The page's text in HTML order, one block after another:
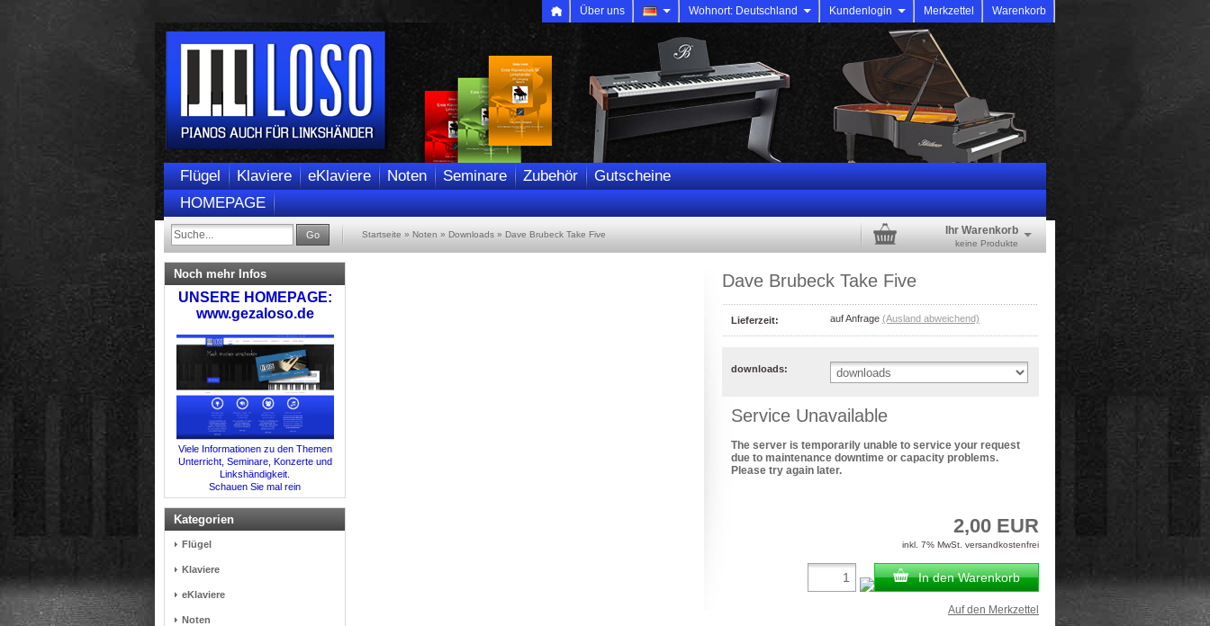
Über uns Wohnort: Deutschland Kundenlogin Merkzettel Warenkorb
Flügel Klaviere eKlaviere Noten Seminare Zubehör
Gutscheine
HOMEPAGE
Go Startseite » Noten » Downloads » Dave Brubeck Take Five Ihr Warenkorb
keine Produkte
Dave Brubeck Take Five
Lieferzeit: auf Anfrage (Ausland abweichend)
downloads:
Service Unavailable
The server is temporarily unable to service your request
due to maintenance downtime or capacity problems.
Please try again later.
2,00 EUR
inkl. 7% MwSt. versandkostenfrei
In den Warenkorb
Auf den Merkzettel
Noch mehr Infos
UNSERE HOMEPAGE:
www.gezaloso.de
Viele Informationen zu den Themen
Unterricht, Seminare, Konzerte und
Linkshändigkeit.
Schauen Sie mal rein
Kategorien
Flügel
Klaviere
eKlaviere
Noten